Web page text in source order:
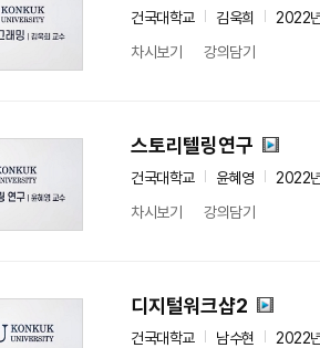
건국대학교 김욱희
2022
차시보기
강의담기
스토리텔링연구
건국대학교 윤혜영
2022
차시보기
강의담기
디지털워크샵2
건국대학교 남수현
2022